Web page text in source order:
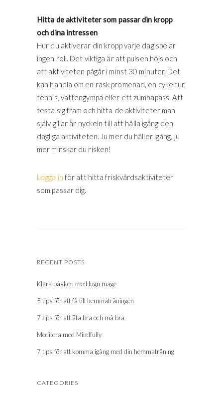
Hitta de aktiviteter som passar din kropp
och dina intressen
Hur du aktiverar din kropp varje dag spelar
ingen roll. Det viktiga är att pulsen höjs och
att aktiviteten pågår i minst 30 minuter. Det
kan handla om en rask promenad, en cykeltur,
tennis, vattengympa eller ett zumbapass. Att
testa sig fram och hitta de aktiviteter man
själv gillar är nyckeln till att hålla igång den
dagliga aktiviteten. Ju mer du håller igång, ju
mer minskar du risken!
Logga in för att hitta friskvårdsaktiviteter
som passar dig.
RECENT POSTS
Klara påsken med lugn mage
5 tips för att få till hemmaträningen
7 tips för att äta bra och må bra
Meditera med Mindfully
7 tips för att komma igång med din hemmaträning
CATEGORIES